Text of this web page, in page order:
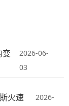
变
2026-06-
03
火速
2026-